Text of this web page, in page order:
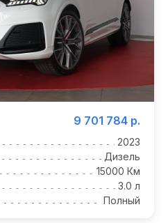
9 701 784 р.
2023
Дизель
15000 Км
3.0 л
Полный